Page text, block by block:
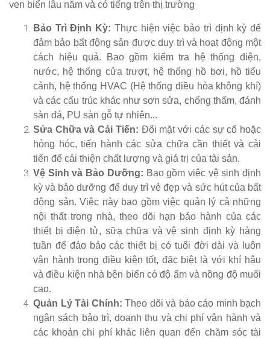
ven biển lâu năm và có tiếng trên thị trường
Bảo Trì Định Kỳ: Thực hiện việc bảo trì định kỳ để
đảm bảo bất động sản được duy trì và hoạt động một
cách hiệu quả. Bao gồm kiểm tra hệ thống điện,
nước, hệ thống cửa trượt, hệ thống hồ bơi, hồ tiểu
cảnh, hệ thống HVAC (Hệ thống điều hòa không khí)
và các cấu trúc khác như sơn sửa, chống thấm, đánh
sàn đá, PU sàn gỗ tự nhiên...
Sửa Chữa và Cải Tiến: Đối mặt với các sự cố hoặc
hỏng hóc, tiến hành các sửa chữa cần thiết và cải
tiến để cải thiện chất lượng và giá trị của tài sản.
Vệ Sinh và Bảo Dưỡng: Bao gồm việc vệ sinh định
kỳ và bảo dưỡng để duy trì vẻ đẹp và sức hút của bất
động sản. Việc này bao gồm việc quản lý cả những
nội thất trong nhà, theo dõi hạn bảo hành của các
thiết bị điện tử, sữa chữa và vệ sinh định kỳ hàng
tuần để đảo bảo các thiết bị có tuổi đời dài và luôn
vận hành trong điều kiện tốt, đặc biệt là với khí hậu
và điều kiện nhà bên biển có độ ẩm và nồng độ muối
cao.
Quản Lý Tài Chính: Theo dõi và báo cáo minh bạch
ngân sách bảo trì, doanh thu và chi phí vận hành và
các khoản chi phí khác liên quan đến chăm sóc tài